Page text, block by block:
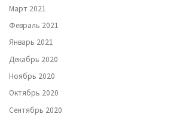
Март 2021
Февраль 2021
Январь 2021
Декабрь 2020
Ноябрь 2020
Октябрь 2020
Сентябрь 2020